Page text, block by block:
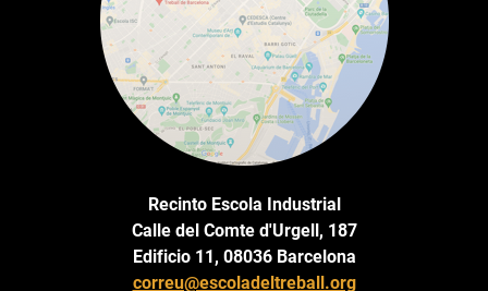
Recinto Escola Industrial
Calle del Comte d'Urgell, 187
Edificio 11, 08036 Barcelona
correu@escoladeltreball.org